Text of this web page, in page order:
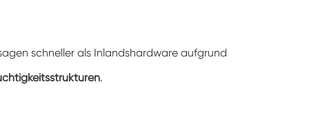
Nass-Glühbirnen-Gaze für Temperatur-
Feuchtigkeits-Kammern
schneller als Inlandshardware aufgrund
.